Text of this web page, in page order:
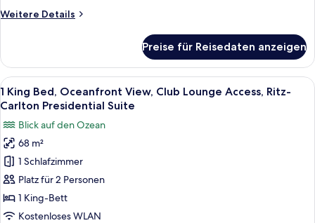
Access,
Suite
anzeigen
Weitere Details
Weitere
King
Bed,
Ocean
View,
Lounge
Access,
1-
Bedroom
Suite
Preise für Reisedaten anzeigen
Alle
Fotos
1
King
Bed,
Oceanfront
View,
Club
Ein modernes Hotelzimmer mit
10
1 King Bed, Oceanfront View, Club Lounge Access, Ritz-
Carlton Presidential Suite
Blick auf den Ozean
68 m²
1 Schlafzimmer
Platz für 2 Personen
1 King-Bett
Kostenloses WLAN